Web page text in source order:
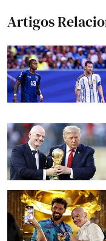
Artigos